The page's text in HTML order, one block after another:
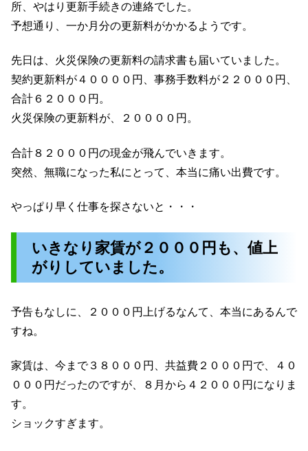
所、やはり更新手続きの連絡でした。
予想通り、一か月分の更新料がかかるようです。
先日は、火災保険の更新料の請求書も届いていました。
契約更新料が４００００円、事務手数料が２２０００円、
合計６２０００円。
火災保険の更新料が、２００００円。
合計８２０００円の現金が飛んでいきます。
突然、無職になった私にとって、本当に痛い出費です。
やっぱり早く仕事を探さないと・・・
いきなり家賃が２０００円も、値上
がりしていました。
予告もなしに、２０００円上げるなんて、本当にあるんで
すね。
家賃は、今まで３８０００円、共益費２０００円で、４０
０００円だったのですが、８月から４２０００円になりま
す。
ショックすぎます。